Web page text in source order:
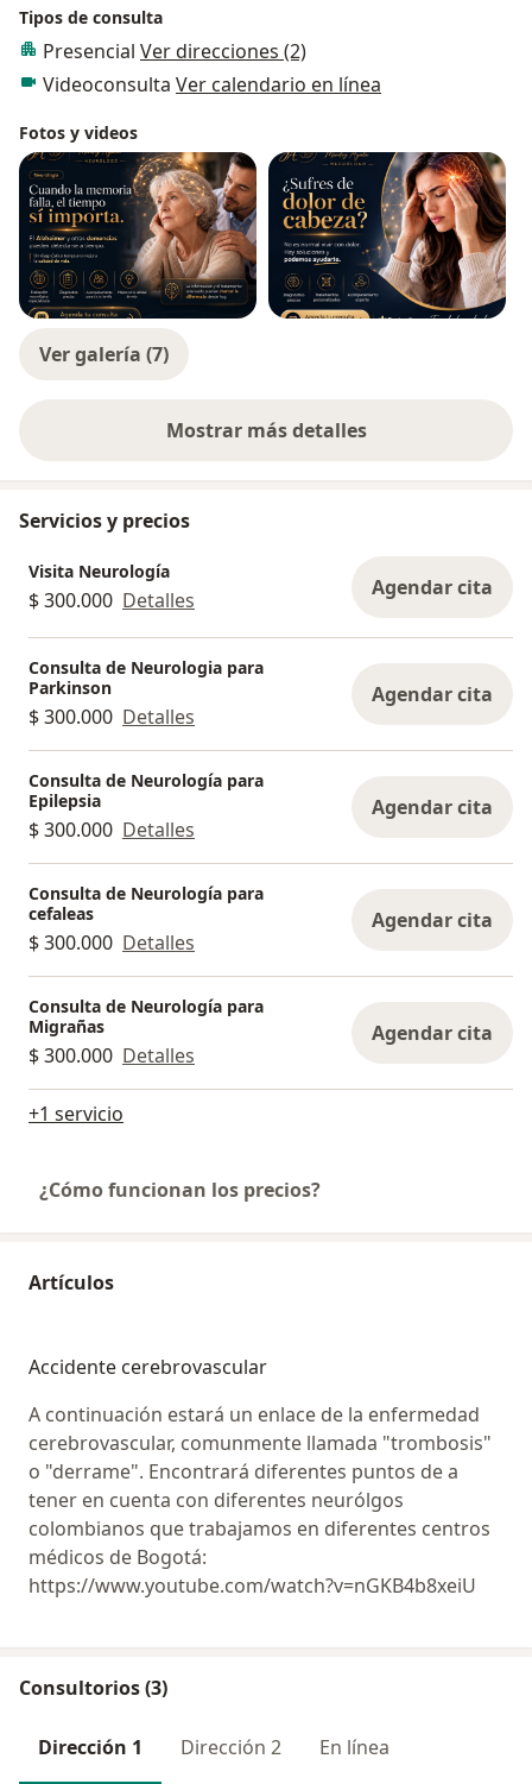
Tipos de consulta
Presencial Ver direcciones (2)
Videoconsulta Ver calendario en línea
Fotos y videos
Ver galería (7)
Mostrar más detalles
sobre la experiencia
Servicios y precios
Visita Neurología
$ 300.000 Detalles Agendar cita
Consulta de Neurologia para
Parkinson
$ 300.000 Detalles
Agendar cita
Consulta de Neurología para
Epilepsia
$ 300.000 Detalles
Agendar cita
Consulta de Neurología para
cefaleas
$ 300.000 Detalles
Agendar cita
Consulta de Neurología para
Migrañas
$ 300.000 Detalles
Agendar cita
+1 servicio
¿Cómo funcionan los precios?
Artículos
Accidente cerebrovascular
A continuación estará un enlace de la enfermedad
cerebrovascular, comunmente llamada "trombosis"
o "derrame". Encontrará diferentes puntos de a
tener en cuenta con diferentes neurólgos
colombianos que trabajamos en diferentes centros
médicos de Bogotá:
https://www.youtube.com/watch?v=nGKB4b8xeiU
Consultorios (3)
Dirección 1 Dirección 2 En línea